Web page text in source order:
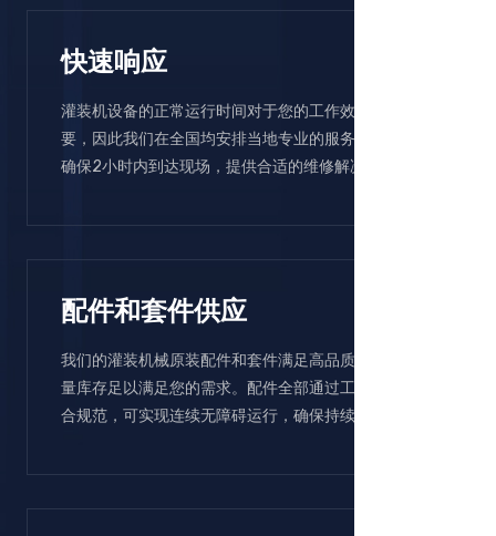
快速响应
灌装机设备的正常运行时间对于您的工作效率至关重
要，因此我们在全国均安排当地专业的服务技术人员，
确保2小时内到达现场，提供合适的维修解决方案。
配件和套件供应
我们的灌装机械原装配件和套件满足高品质期望值，大
量库存足以满足您的需求。配件全部通过工厂测试，符
合规范，可实现连续无障碍运行，确保持续合规。